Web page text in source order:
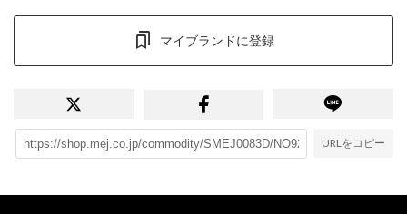
マイブランドに登録
URLをコピー